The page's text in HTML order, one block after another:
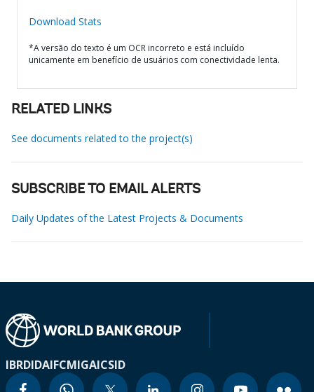
Download Stats
*A versão do texto é um OCR incorreto e está incluído
unicamente em benefício de usuários com conectividade lenta.
RELATED LINKS
See documents related to the project(s)
SUBSCRIBE TO EMAIL ALERTS
Daily Updates of the Latest Projects & Documents
IBRDIDAIFCMIGAICSID